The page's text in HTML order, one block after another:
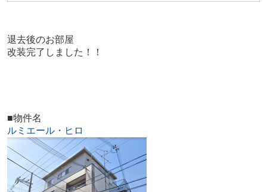
退去後のお部屋
改装完了しました！！
■物件名
ルミエール・ヒロ